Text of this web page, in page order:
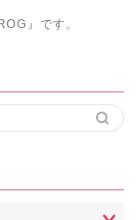
』です。